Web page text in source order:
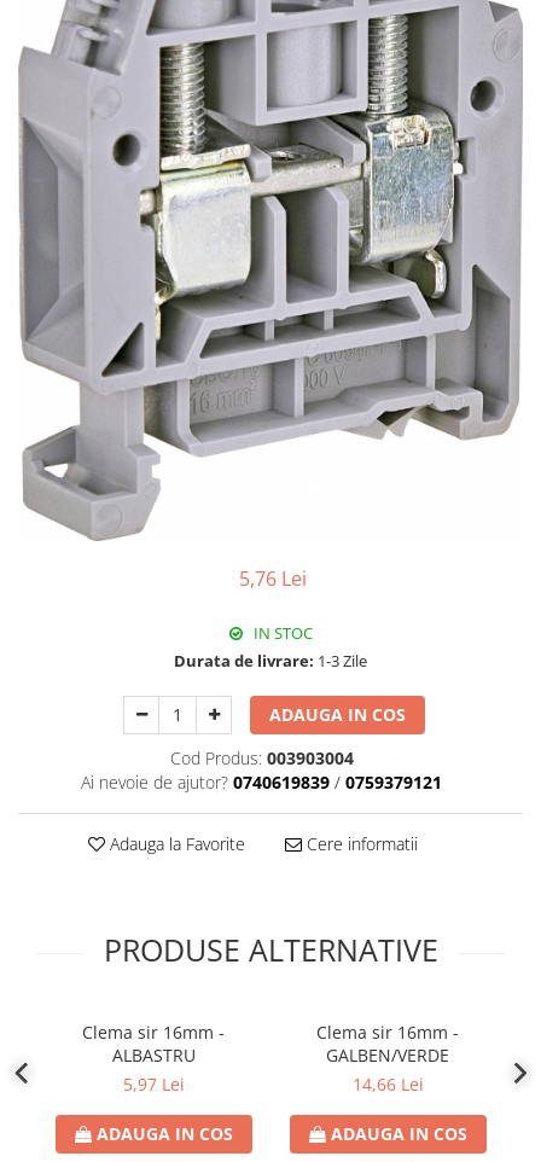
RCCB - 100mA - tip A
RCCB - 30mA - tip A
RCBO - Intrerupatoare cu protectie
diferentiala si la supracurent
RCBO - 10mA - tip A
RCBO - 30mA - tip A
Curba B
RCBO - 30mA - tip A - Trifazat
Iluminat
Surse de iluminat
Banda LED si transformatoare
Becuri incandescente si halogn
Becuri si tuburi LED
Corpuri de iluminat
Aplice perete
Surse de iluminat tehnic si
Iluminat de siguranta
Iluminat pe sina magnetica
Paneluri LED
Corpuri de iluminat decorativ
Accesorii pentru iluminat
ceasuri programabile
AFDD – Dispozitive de detectare a
defectului de arc electric
Cabluri electrice
NYM-J
5,76 Lei
IN STOC
Durata de livrare: 1-3 Zile
ADAUGA IN COS
Cod Produs: 003903004
Ai nevoie de ajutor? 0740619839 / 0759379121
Adauga la Favorite Cere informatii
PRODUSE ALTERNATIVE
Clema sir 16mm -
ALBASTRU
5,97 Lei
ADAUGA IN COS
Clema sir 16mm -
GALBEN/VERDE
14,66 Lei
ADAUGA IN COS